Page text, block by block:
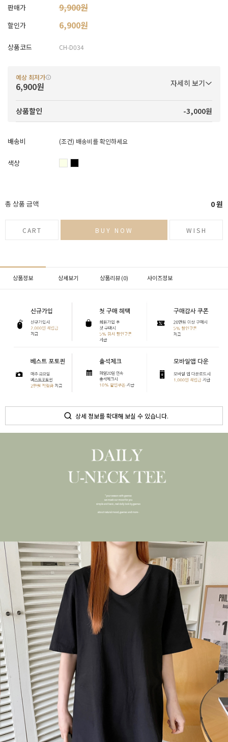
판매가 9,900원
할인가 6,900원
상품코드 CH-D034
예상 최저가
6,900원 자세히 보기
상품할인 -3,000원
배송비 (조건) 배송비를 확인하세요
색상
총 상품 금액 0원
CART BUY NOW WISH
상품정보 상세보기 상품리뷰 (0) 사이즈정보
상세 정보를 확대해 보실 수 있습니다.